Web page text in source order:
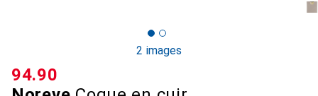
2 images
CHF
94.90